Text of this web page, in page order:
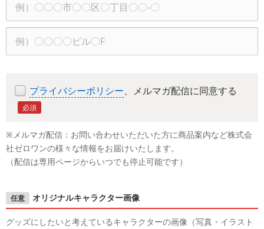
県
町
村、
プライバシーボリシー、メルマガ配信に同意する
必須
※メルマガ配信：お問い合わせいただいた方に商品案内など株式会
社ゼロワンの様々な情報をお届けいたします。
（配信は専用ページからいつでも停止可能です）
任意 オリジナルキャラクター画像
グッズにしたいと考えているキャラクターの画像（写真・イラスト